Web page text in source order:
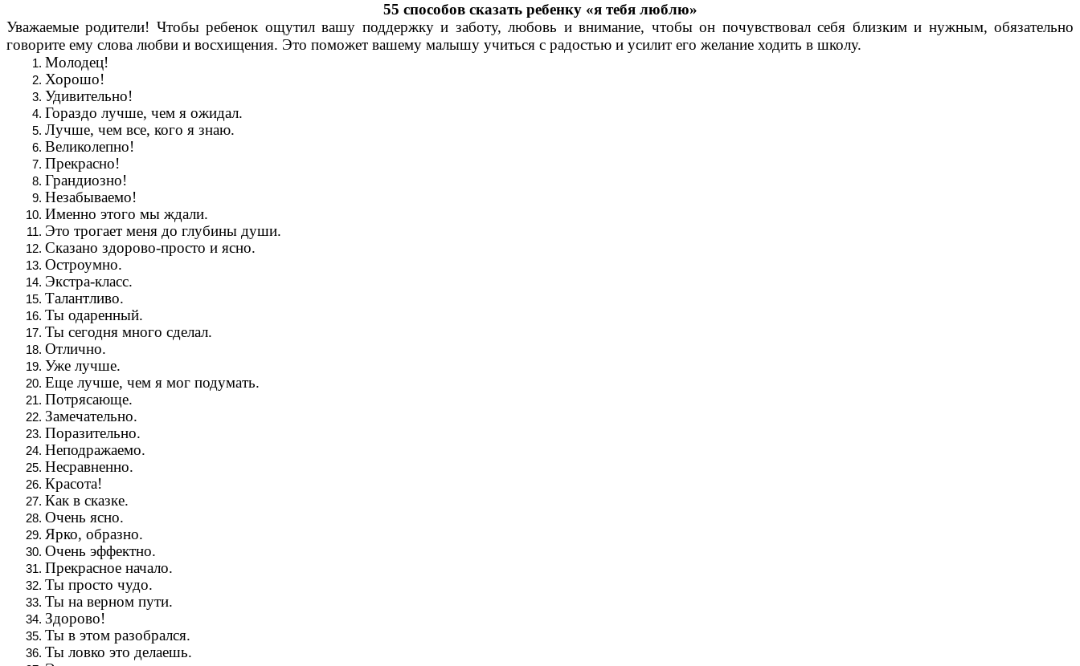
55 способов сказать ребенку «я тебя люблю»
Уважаемые родители! Чтобы ребенок ощутил вашу поддержку и заботу, любовь и внимание, чтобы он почувствовал себя близким и нужным, обязательно
говорите ему слова любви и восхищения. Это поможет вашему малышу учиться с радостью и усилит его желание ходить в школу.
Молодец!
Хорошо!
Удивительно!
Гораздо лучше, чем я ожидал.
Лучше, чем все, кого я знаю.
Великолепно!
Прекрасно!
Грандиозно!
Незабываемо!
Именно этого мы ждали.
Это трогает меня до глубины души.
Сказано здорово-просто и ясно.
Остроумно.
Экстра-класс.
Талантливо.
Ты одаренный.
Ты сегодня много сделал.
Отлично.
Уже лучше.
Еще лучше, чем я мог подумать.
Потрясающе.
Замечательно.
Поразительно.
Неподражаемо.
Несравненно.
Красота!
Как в сказке.
Очень ясно.
Ярко, образно.
Очень эффектно.
Прекрасное начало.
Ты просто чудо.
Ты на верном пути.
Здорово!
Ты в этом разобрался.
Ты ловко это делаешь.